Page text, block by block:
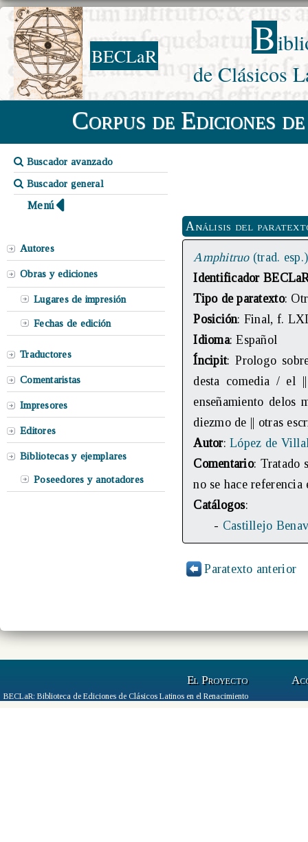
BECLaR B
de Clásicos
Corpus de Ediciones
Buscador avanzado
Buscador general
Menú
Autores
Obras y ediciones
Lugares de impresión
Fechas de edición
Traductores
Comentaristas
Impresores
Editores
Bibliotecas y ejemplares
Poseedores y anotadores
Análisis del
Amphitruo (trad.
Identificador
Tipo de paratexto:
Posición: Final, f.
Idioma: Español
Íncipit: Prologo
desta comedia / el
enseñamiento delos
diezmo de || otras
Autor:López de
Comentario: Tratado
no se hace
Catálogos:
- Castillejo
Paratexto anterior
El Proyecto
BECLaR: Biblioteca de Ediciones de Clásicos Latinos en el Renacimiento